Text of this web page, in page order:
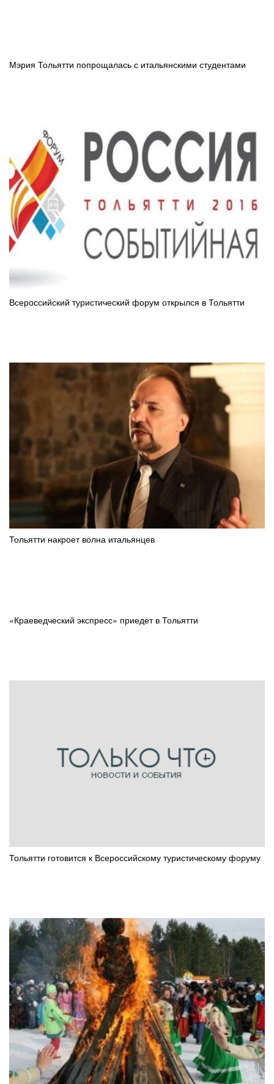
Мэрия Тольятти попрощалась с итальянскими студентами
Всероссийский туристический форум открылся в Тольятти
Тольятти накроет волна итальянцев
«Краеведческий экспресс» приедет в Тольятти
Тольятти готовится к Всероссийскому туристическому форуму